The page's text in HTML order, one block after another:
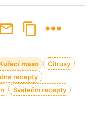
maso
Citrusy
recepty
Sváteční recepty